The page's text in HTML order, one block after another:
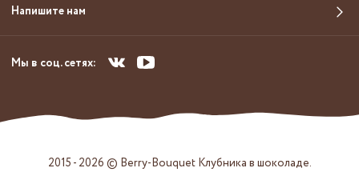
Напишите нам
Мы в соц. сетях:
2015 - 2026 © Berry-Bouquet Клубника в шоколаде.